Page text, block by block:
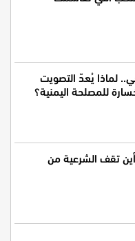
الحطام
اليمن والتغير
ضد القرار الأممي
لقاء روسي حوثي.. أين